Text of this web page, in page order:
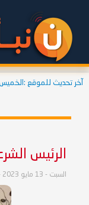
آخر تحديث للموقع : الخميس - 06 أغسطس 2026
الرئيس
السبت - 13 مايو 2023 - الساعة 11:10 ص